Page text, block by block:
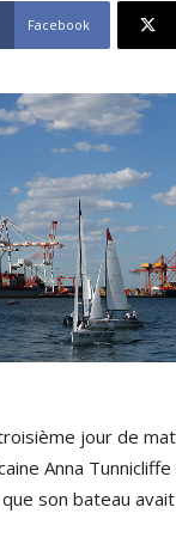
Facebook
jour de
Anna
son bateau